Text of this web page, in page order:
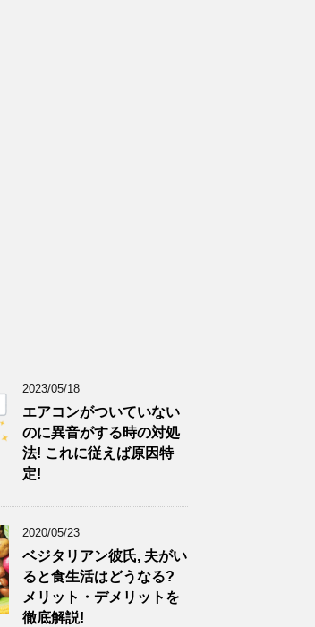
2023/05/18
エアコンがついていない
のに異音がする時の対処
法! これに従えば原因特
定!
2020/05/23
ベジタリアン彼氏, 夫がい
ると食生活はどうなる?
メリット・デメリットを
徹底解説!